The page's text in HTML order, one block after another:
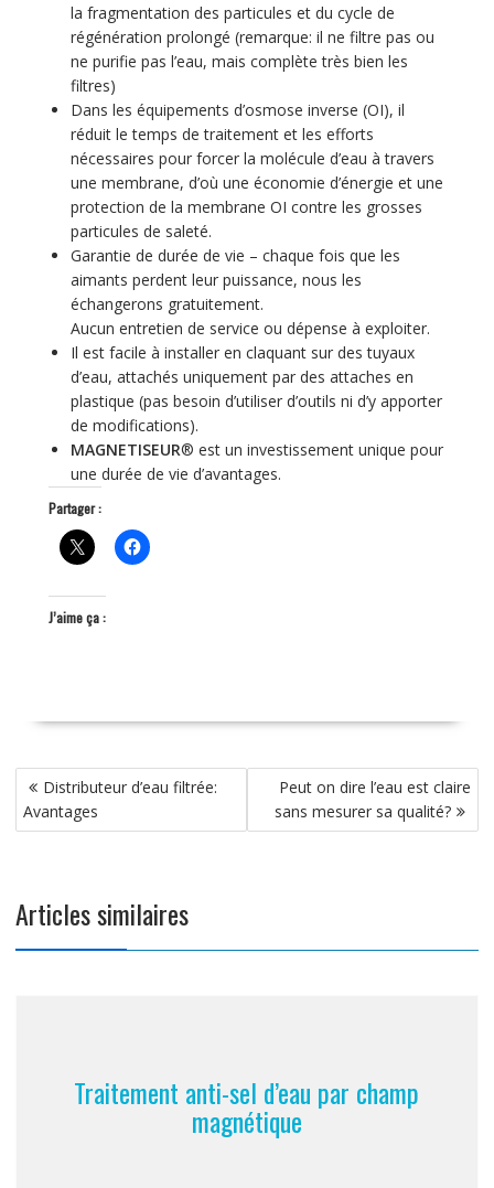
la fragmentation des particules et du cycle de
régénération prolongé (remarque: il ne filtre pas ou
ne purifie pas l’eau, mais complète très bien les
filtres)
Dans les équipements d’osmose inverse (OI), il
réduit le temps de traitement et les efforts
nécessaires pour forcer la molécule d’eau à travers
une membrane, d’où une économie d’énergie et une
protection de la membrane OI contre les grosses
particules de saleté.
Garantie de durée de vie – chaque fois que les
aimants perdent leur puissance, nous les
échangerons gratuitement.
Aucun entretien de service ou dépense à exploiter.
Il est facile à installer en claquant sur des tuyaux
d’eau, attachés uniquement par des attaches en
plastique (pas besoin d’utiliser d’outils ni d’y apporter
de modifications).
MAGNETISEUR® est un investissement unique pour
une durée de vie d’avantages.
Partager :
J’aime ça :
Navigation
de
l’article
Distributeur d’eau filtrée:
Avantages
Peut on dire l’eau est claire
sans mesurer sa qualité?
Articles similaires
Traitement anti-sel d’eau par champ
magnétique